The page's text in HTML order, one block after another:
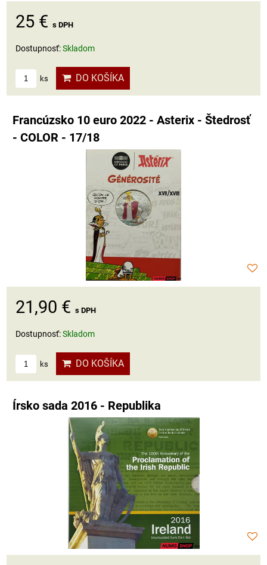
25 € s DPH
Dostupnosť:Skladom
ks DO KOŠÍKA
Francúzsko 10 euro 2022 - Asterix - Štedrosť
- COLOR - 17/18
21,90 € s DPH
Dostupnosť:Skladom
ks DO KOŠÍKA
Írsko sada 2016 - Republika